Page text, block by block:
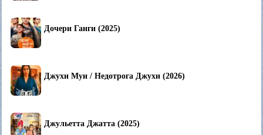
Дочери Ганги (2025)
Джухи Муи / Недотрога Джухи (2026)
Джульетта Джатта (2025)